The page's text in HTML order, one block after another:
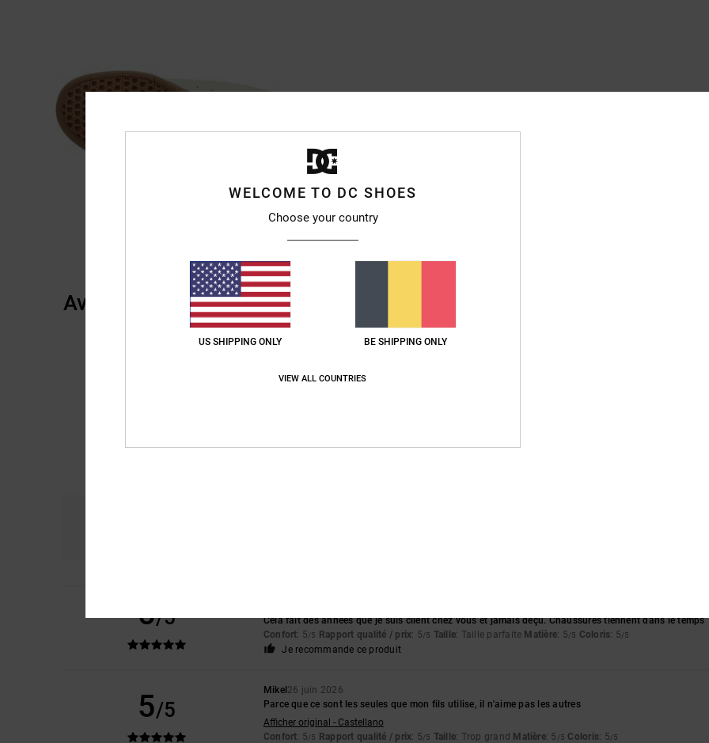
Avis clients
5/5
Cela fait des années que je suis client chez vous et jamais déçu. Chaussures tiennent dans le temps
Confort: 5/5 Rapport qualité / prix: 5/5 Taille: Taille parfaite Matière: 5/5 Coloris: 5/5
Je recommande ce produit
5/5
Mikel 26 juin 2026
Parce que ce sont les seules que mon fils utilise, il n'aime pas les autres
Afficher original - Castellano
Confort: 5/5 Rapport qualité / prix: 5/5 Taille: Trop grand Matière: 5 /5 Coloris: 5/5
WELCOME TO DC SHOES
Choose your country
US SHIPPING ONLY BE SHIPPING ONLY
VIEW ALL COUNTRIES